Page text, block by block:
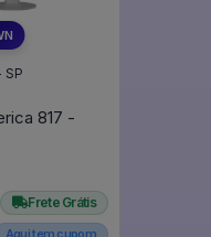
SP
817 -
Frete Grátis
Aqui tem cupom